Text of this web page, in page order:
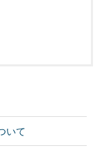
いて